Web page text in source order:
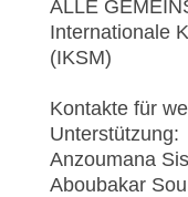
ALLE
Internationale
(IKSM)
Kontakte für
Unterstützung:
Anzoumana
Aboubakar